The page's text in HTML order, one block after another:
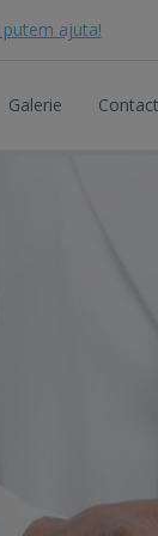
putem ajuta!
Galerie Contact